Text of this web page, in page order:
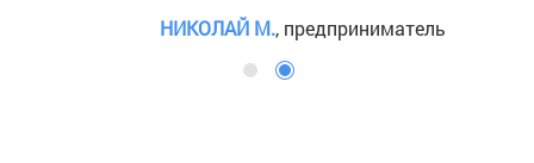
НИКОЛАЙ М., предприниматель